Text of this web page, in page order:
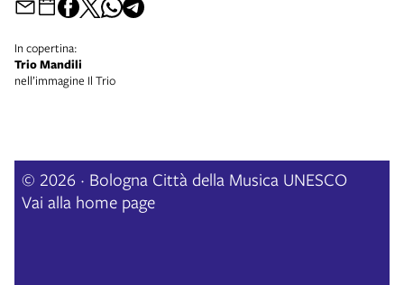
In copertina:
Trio Mandili
nell’immagine Il Trio
© 2026 · Bologna Città della Musica UNESCO
Vai alla home page